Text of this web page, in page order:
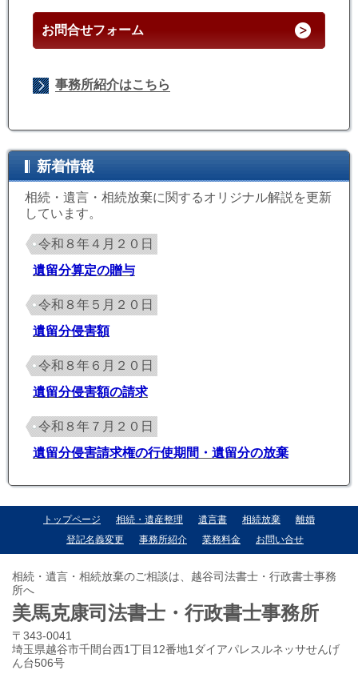
お問合せフォーム
事務所紹介はこちら
新着情報
相続・遺言・相続放棄に関するオリジナル解説を更新
しています。
令和８年４月２０日
遺留分算定の贈与
令和８年５月２０日
遺留分侵害額
令和８年６月２０日
遺留分侵害額の請求
令和８年７月２０日
遺留分侵害請求権の行使期間・遺留分の放棄
トップページ 相続・遺産整理 遺言書 相続放棄
離婚
登記名義変更
事務所紹介 業務料金 お問い合せ
相続・遺言・相続放棄のご相談は、越谷司法書士・行政書士事務
所へ
美馬克康司法書士・行政書士事務所
〒343-0041
埼玉県越谷市千間台西1丁目12番地1ダイアパレスルネッサせんげ
ん台506号